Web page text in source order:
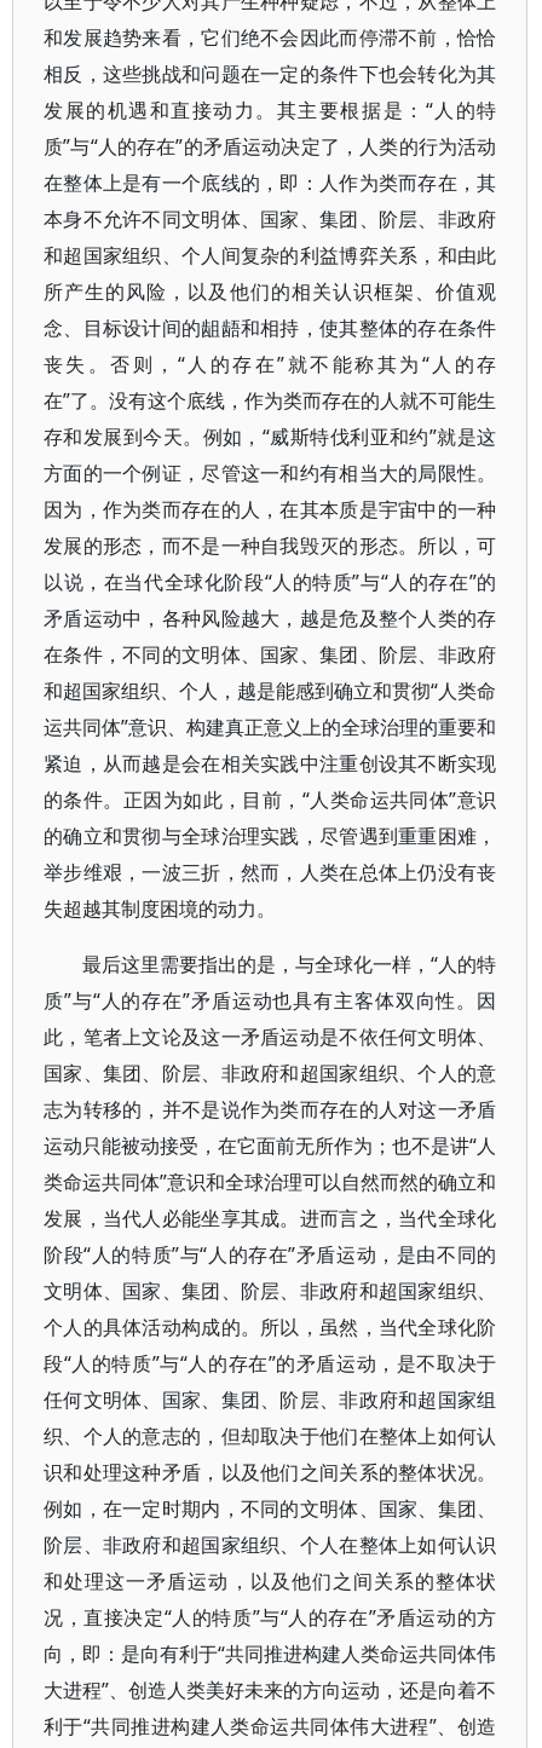
和发展趋势来看，它们绝不会因此而停滞不前，恰恰
相反，这些挑战和问题在一定的条件下也会转化为其
发展的机遇和直接动力。其主要根据是：“人的特
质”与“人的存在”的矛盾运动决定了，人类的行为活动
在整体上是有一个底线的，即：人作为类而存在，其
本身不允许不同文明体、国家、集团、阶层、非政府
和超国家组织、个人间复杂的利益博弈关系，和由此
所产生的风险，以及他们的相关认识框架、价值观
念、目标设计间的龃龉和相持，使其整体的存在条件
丧失。否则，“人的存在”就不能称其为“人的存
在”了。没有这个底线，作为类而存在的人就不可能生
存和发展到今天。例如，“威斯特伐利亚和约”就是这
方面的一个例证，尽管这一和约有相当大的局限性。
因为，作为类而存在的人，在其本质是宇宙中的一种
发展的形态，而不是一种自我毁灭的形态。所以，可
以说，在当代全球化阶段“人的特质”与“人的存在”的
矛盾运动中，各种风险越大，越是危及整个人类的存
在条件，不同的文明体、国家、集团、阶层、非政府
和超国家组织、个人，越是能感到确立和贯彻“人类命
运共同体”意识、构建真正意义上的全球治理的重要和
紧迫，从而越是会在相关实践中注重创设其不断实现
的条件。正因为如此，目前，“人类命运共同体”意识
的确立和贯彻与全球治理实践，尽管遇到重重困难，
举步维艰，一波三折，然而，人类在总体上仍没有丧
失超越其制度困境的动力。
最后这里需要指出的是，与全球化一样，“人的特
质”与“人的存在”矛盾运动也具有主客体双向性。因
此，笔者上文论及这一矛盾运动是不依任何文明体、
国家、集团、阶层、非政府和超国家组织、个人的意
志为转移的，并不是说作为类而存在的人对这一矛盾
运动只能被动接受，在它面前无所作为；也不是讲“人
类命运共同体”意识和全球治理可以自然而然的确立和
发展，当代人必能坐享其成。进而言之，当代全球化
阶段“人的特质”与“人的存在”矛盾运动，是由不同的
文明体、国家、集团、阶层、非政府和超国家组织、
个人的具体活动构成的。所以，虽然，当代全球化阶
段“人的特质”与“人的存在”的矛盾运动，是不取决于
任何文明体、国家、集团、阶层、非政府和超国家组
织、个人的意志的，但却取决于他们在整体上如何认
识和处理这种矛盾，以及他们之间关系的整体状况。
例如，在一定时期内，不同的文明体、国家、集团、
阶层、非政府和超国家组织、个人在整体上如何认识
和处理这一矛盾运动，以及他们之间关系的整体状
况，直接决定“人的特质”与“人的存在”矛盾运动的方
向，即：是向有利于“共同推进构建人类命运共同体伟
大进程”、创造人类美好未来的方向运动，还是向着不
利于“共同推进构建人类命运共同体伟大进程”、创造